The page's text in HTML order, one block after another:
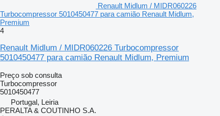
Renault Midlum / MIDR060226
Turbocompressor 5010450477 para camião Renault Midlum,
Premium
4
Renault Midlum / MIDR060226 Turbocompressor
5010450477 para camião Renault Midlum, Premium
Preço sob consulta
Turbocompressor
5010450477
Portugal, Leiria
PERALTA & COUTINHO S.A.